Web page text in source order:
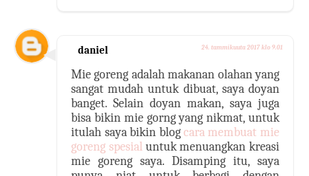
daniel 24. tammikuuta 2017 klo 9.01
Mie goreng adalah makanan olahan yang
sangat mudah untuk dibuat, saya doyan
banget. Selain doyan makan, saya juga
bisa bikin mie gorng yang nikmat, untuk
itulah saya bikin blog cara membuat mie
goreng spesial untuk menuangkan kreasi
mie goreng saya. Disamping itu, saya